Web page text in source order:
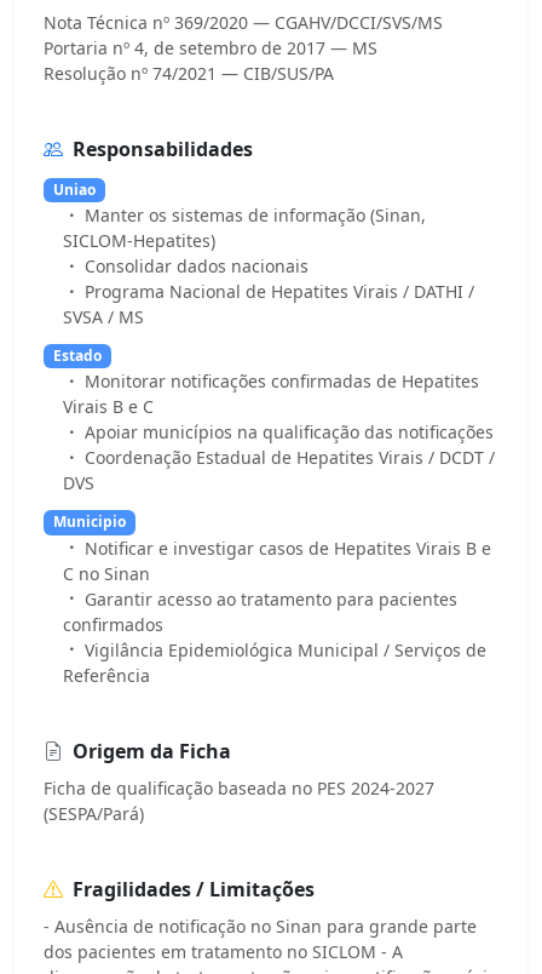
Nota Técnica nº 369/2020 — CGAHV/DCCI/SVS/MS
Portaria nº 4, de setembro de 2017 — MS
Responsabilidades
Uniao
Manter os sistemas de informação (Sinan,
SICLOM-Hepatites)
Consolidar dados nacionais
Programa Nacional de Hepatites Virais / DATHI /
SVSA / MS
Estado
Monitorar notificações confirmadas de Hepatites
Virais B e C
Apoiar municípios na qualificação das notificações
Coordenação Estadual de Hepatites Virais / DCDT /
DVS
Municipio
Notificar e investigar casos de Hepatites Virais B e
C no Sinan
Garantir acesso ao tratamento para pacientes
confirmados
Vigilância Epidemiológica Municipal / Serviços de
Referência
Origem da Ficha
Ficha de qualificação baseada no PES 2024-2027
(SESPA/Pará)
Fragilidades / Limitações
- Ausência de notificação no Sinan para grande parte
dos pacientes em tratamento no SICLOM - A